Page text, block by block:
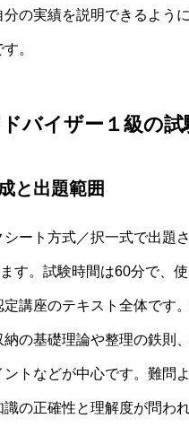
分の実績を説明できるよう
。
バイザー１級の試
と出題範囲
ート方式／択一式で出題
す。試験時間は60分で、
定講座のテキスト全体です
納の基礎理論や整理の鉄則
トなどが中心です。難問
識の正確性と理解度が問わ